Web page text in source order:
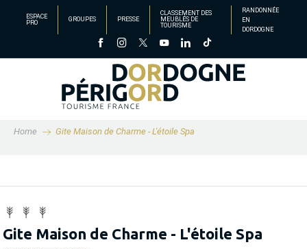
principal
ESPACE
PRO
GROUPES PRESSE
CLASSEMENT DES
MEUBLÉS DE
TOURISME
RANDONNÉE
EN
DORDOGNE
Home Gite Maison de Charme - L'étoile Spa
Gite Maison de Charme - L'étoile Spa